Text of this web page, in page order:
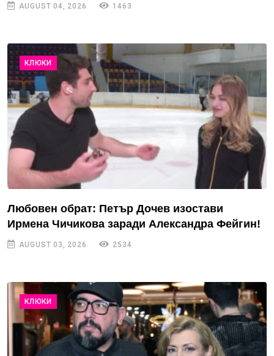
AUGUST 04, 2026 1463
КЛЮКИ
Любовен обрат: Петър Дочев изостави
Ирмена Чичикова заради Александра Фейгин!
AUGUST 03, 2026 2534
КЛЮКИ